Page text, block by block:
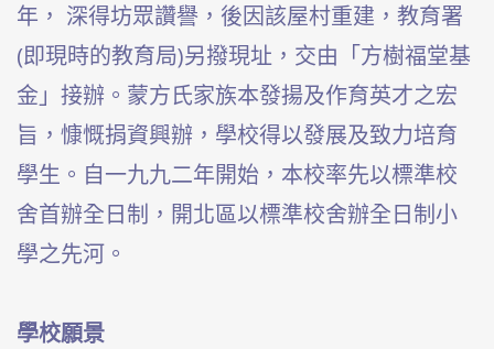
年， 深得坊眾讚譽，後因該屋村重建，教育署
(即現時的教育局)另撥現址，交由「方樹福堂基
金」接辦。蒙方氏家族本發揚及作育英才之宏
旨，慷慨捐資興辦，學校得以發展及致力培育
學生。自一九九二年開始，本校率先以標準校
舍首辦全日制，開北區以標準校舍辦全日制小
學之先河。
學校願景